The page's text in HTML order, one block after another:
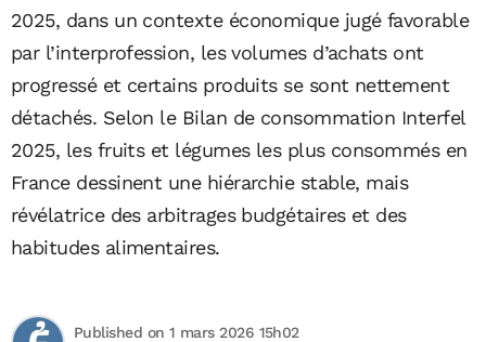
2025, dans un contexte économique jugé favorable
par l’interprofession, les volumes d’achats ont
progressé et certains produits se sont nettement
détachés. Selon le Bilan de consommation Interfel
2025, les fruits et légumes les plus consommés en
France dessinent une hiérarchie stable, mais
révélatrice des arbitrages budgétaires et des
habitudes alimentaires.
Published on 1 mars 2026 15h02